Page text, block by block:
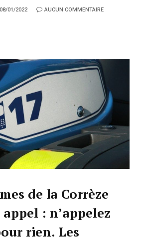
08/01/2022 AUCUN COMMENTAIRE
de la Corrèze
: n’appelez
rien. Les